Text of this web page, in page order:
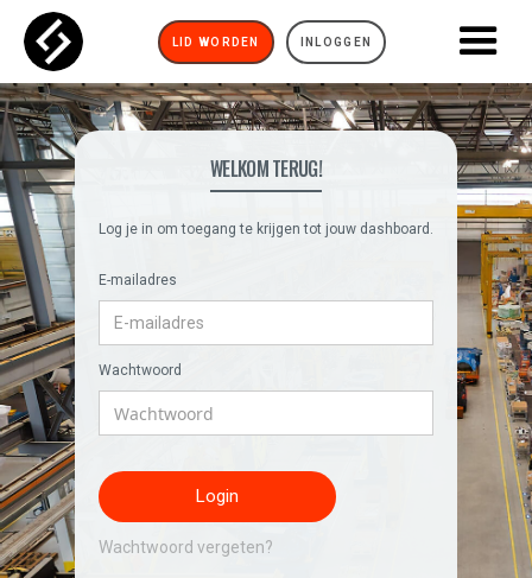
LID WORDEN INLOGGEN
WELKOM TERUG!
Log je in om toegang te krijgen tot jouw dashboard.
E-mailadres
Wachtwoord
Wachtwoord vergeten?